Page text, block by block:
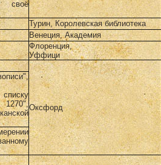
Турин, Королевская библиотека
Венеция, Академия
Флоренция,
Уффици
Оксфорд